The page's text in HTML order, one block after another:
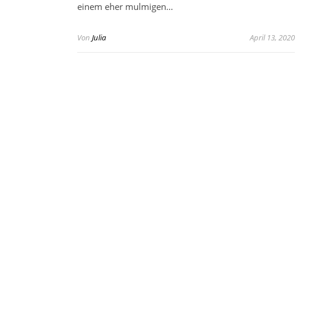
einem eher mulmigen…
Von Julia April 13, 2020